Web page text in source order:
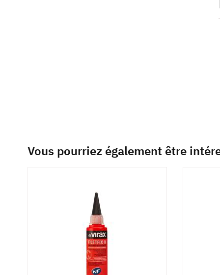
Vous pourriez également être